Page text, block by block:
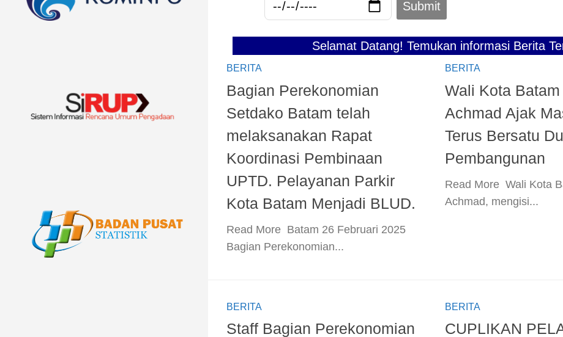
Selamat Datang! Temukan informasi Berita Terkini
BERITA
Bagian Perekonomian
Setdako Batam telah
melaksanakan Rapat
Koordinasi Pembinaan
UPTD. Pelayanan Parkir
Kota Batam Menjadi BLUD.
​Read More ​ Batam 26 Februari 2025
Bagian Perekonomian...
BERITA
Wali Kota
Achmad Ajak
Terus Bersatu
Pembangunan
​Read More ​ Wali Kota
Achmad, mengisi...
BERITA
Staff Bagian Perekonomian
BERITA
CUPLIKAN